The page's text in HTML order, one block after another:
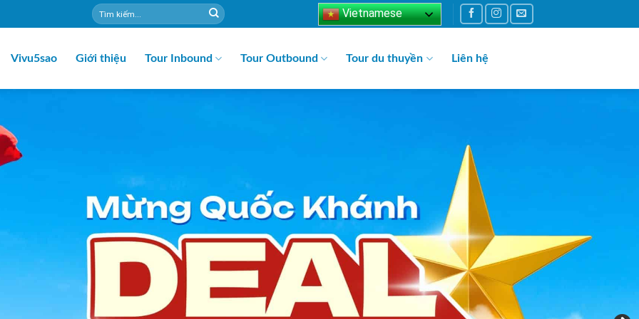
Vietnamese
Vivu5sao Giới thiệu Tour Inbound Tour Outbound Tour du thuyền Liên hệ